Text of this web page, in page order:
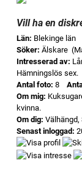
Vill ha en
Län: Blekinge län
Söker: Älskare
Intresserad av:
Hämningslös sex.
Antal foto: 8
Om mig:
kvinna.
Om dig:
Senast inloggad: